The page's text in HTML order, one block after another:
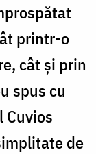
printr-o
cât și prin
spus cu
Cuvios
de